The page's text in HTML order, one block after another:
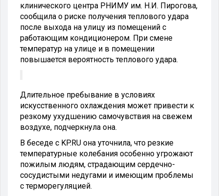
клинического центра РНИМУ им. Н.И. Пирогова,
сообщила о риске получения теплового удара
после выхода на улицу из помещений с
работающим кондиционером. При смене
температур на улице и в помещении
повышается вероятность теплового удара.
Длительное пребывание в условиях
искусственного охлаждения может привести к
резкому ухудшению самочувствия на свежем
воздухе, подчеркнула она.
В беседе с KP.RU она уточнила, что резкие
температурные колебания особенно угрожают
пожилым людям, страдающим сердечно-
сосудистыми недугами и имеющим проблемы
с терморегуляцией.